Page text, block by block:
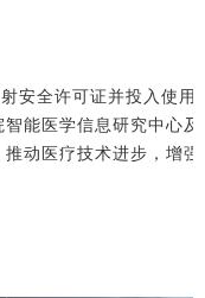
安全许可证并投入使
能医学信息研究中心
动医疗技术进步，增